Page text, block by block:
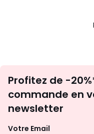
Profitez de -
commande en
newsletter
Votre Email